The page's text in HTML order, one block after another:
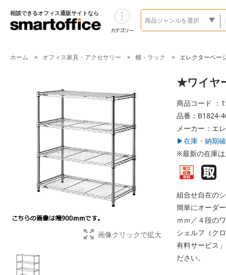
相談できるオフィス通販サイトなら
ホーム オフィス家具・アクセサリー 棚・ラック エレクターベー
画像クリックで拡大
★ワイヤ
商品コード ：
品番：B1824-
メーカー：エ
▶在庫・納期
※最新の在庫
組合せ自在の
簡単にオーダ
ｍｍ／４段の
シェルフ（ク
有料サービス
ださい。